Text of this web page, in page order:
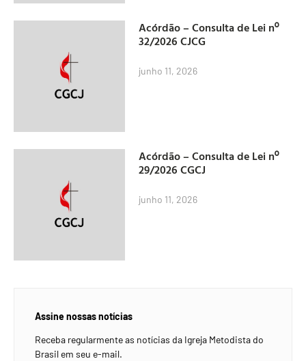
Acórdão – Consulta de Lei nº
32/2026 CJCG
junho 11, 2026
Acórdão – Consulta de Lei nº
29/2026 CGCJ
junho 11, 2026
Assine nossas notícias
Receba regularmente as notícias da Igreja Metodista do
Brasil em seu e-mail.